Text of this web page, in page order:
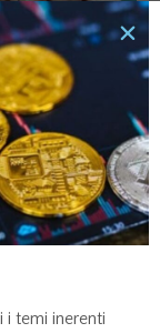
Digital
i temi inerenti